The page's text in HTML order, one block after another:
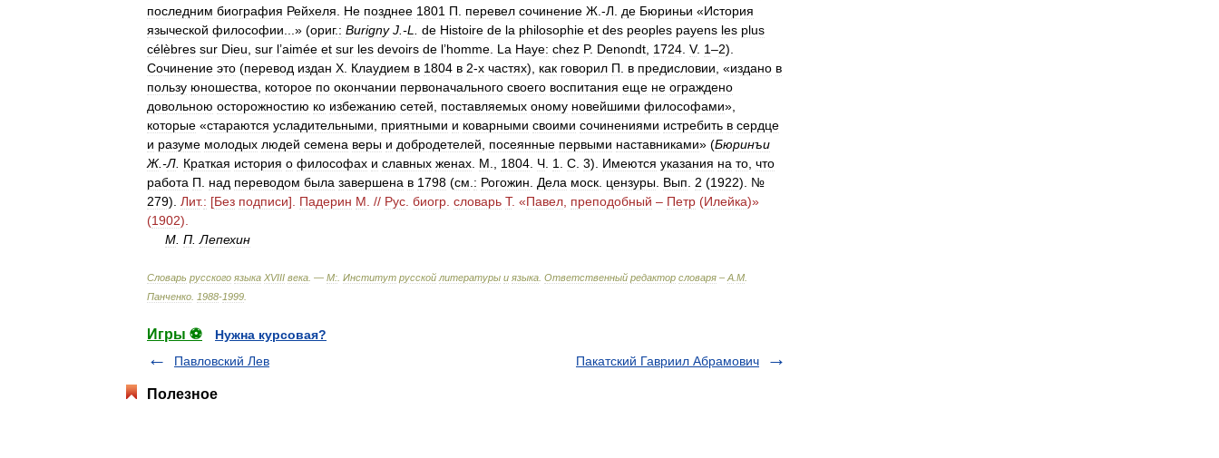
последним биография Рейхеля Не позднее 1801 П перевел сочинение Ж .-Л де Бюриньи «История
языческой философии ...» (ориг.: Burigny J .-L de Histoire de la philosophie et des peoples payens les plus
célèbres sur Dieu sur l’aimée et sur les devoirs de l’homme La Haye: chez P. Denondt 1724 V. 1–2).
Сочинение это (перевод издан X Клаудием в 1804 в 2-х частях), как говорил П в предисловии , «издано в
пользу юношества которое по окончании первоначального своего воспитания еще не ограждено
довольною осторожностию ко избежанию сетей поставляемых оному новейшими философами»,
которые «стараются усладительными приятными и коварными своими сочинениями истребить в сердце
и разуме молодых людей семена веры и добродетелей посеянные первыми наставниками» (Бюринъи
Ж.-Л Краткая история о философах и славных женах М 1804 Ч 1 С 3). Имеются указания на то что
работа П над переводом была завершена в 1798 (см : Рогожин Дела моcк цензуры Вып 2 (1922). №
279). Лит.: [Без подписи]. Падерин М . // Рус биогр словарь Т. «Павел преподобный – Петр (Илейка)»
(1902).
М П Лепехин
Словарь русского языка XVIII века . — М: Институт русской литературы и языка Ответственный редактор словаря – А М
Панченко 1988-1999
Игры ⚽
Нужна курсовая?
Павловский Лев
Пакатский Гавриил Абрамович
Полезное